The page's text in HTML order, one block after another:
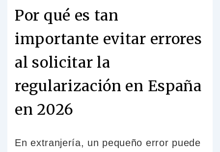
Por qué es tan
importante evitar errores
al solicitar la
regularización en España
en 2026
En extranjería, un pequeño error puede